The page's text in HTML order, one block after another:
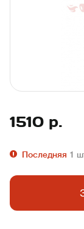
1510 р.
Последняя 1